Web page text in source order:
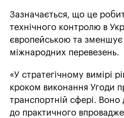
Зазначається, що це
технічного контролю в
європейською та зменшує
міжнародних перевезень.
«У стратегічному вимірі
кроком виконання Угоди
транспортній сфері. Воно
до практичного